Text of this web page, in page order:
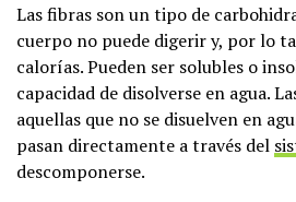
Las fibras son un tipo de
cuerpo no puede digerir y, por lo
calorías. Pueden ser solubles o
capacidad de disolverse en agua.
aquellas que no se disuelven en
pasan directamente a través del
descomponerse.